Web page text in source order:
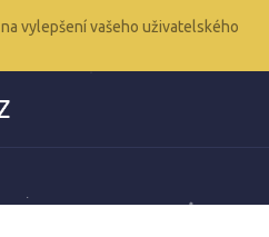
vylepšení vašeho uživatelského